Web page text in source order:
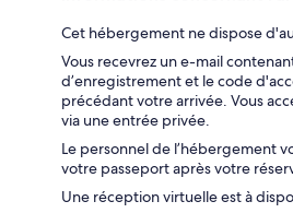
Cet hébergement ne dispose
Vous recevrez un e-mail
d’enregistrement et le code
précédant votre arrivée. Vous
via une entrée privée.
Le personnel de l’hébergement
votre passeport après votre
Une réception virtuelle est à